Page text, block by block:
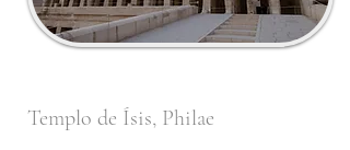
Templo de Ísis, Philae